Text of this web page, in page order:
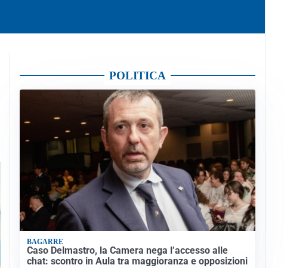
POLITICA
BAGARRE
Caso Delmastro, la Camera nega l’accesso alle
chat: scontro in Aula tra maggioranza e opposizioni